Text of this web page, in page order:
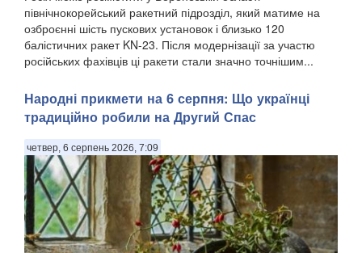
північнокорейський ракетний підрозділ, який матиме на
озброєнні шість пускових установок і близько 120
балістичних ракет KN-23. Після модернізації за участю
російських фахівців ці ракети стали значно точнішим...
Народні прикмети на 6 серпня: Що українці
традиційно робили на Другий Спас
четвер, 6 серпень 2026, 7:09